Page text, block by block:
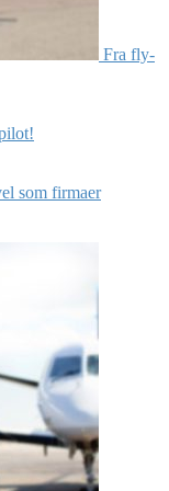
Fra fly-
som firmaer